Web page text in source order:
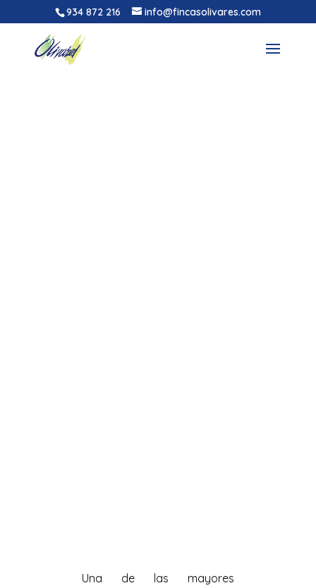
934 872 216 info@fincasolivares.com
Una de las mayores